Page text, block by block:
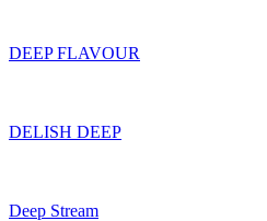
DEEP FLAVOUR
DELISH DEEP
Deep Stream